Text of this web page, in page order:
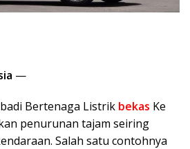
—
Bertenaga Listrik bekas Ke
penurunan tajam seiring
Salah satu contohnya